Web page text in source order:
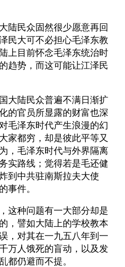
民众固然很少愿意再回
民大可不必担心毛泽东教
上目前怀念毛泽东统治时
趋势，而这可能让江泽民
陆民众普遍不满日渐扩
的官员所显露的财富也深
毛泽东时代产生浪漫的幻
家都穷，却是彼此平等又
，毛泽东时代与外界隔离
实路线；觉得若是毛还健
到中共驻南斯拉夫大使
事件。
种问题有一大部分却是
，譬如大陆上的学校教本
，对其在一九五八年到一
万人饿死的盲动，以及发
都仍避而不提。